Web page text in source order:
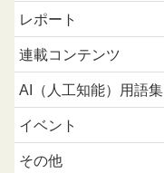
レポート
連載コンテンツ
AI（人工知能）用語集
イベント
その他